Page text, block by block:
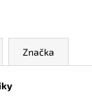
Značka